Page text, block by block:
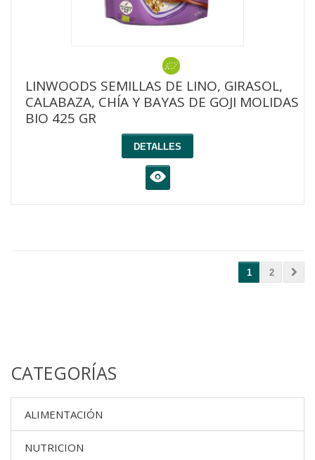
LINWOODS SEMILLAS DE LINO, GIRASOL,
CALABAZA, CHÍA Y BAYAS DE GOJI MOLIDAS
BIO 425 GR
DETALLES
K
1 2
CATEGORÍAS
ALIMENTACIÓN
NUTRICION